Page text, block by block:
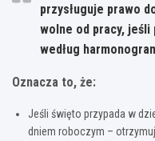
przysługuje prawo
wolne od pracy, jeśli
według
Oznacza to, że:
Jeśli święto przypada w
dniem roboczym –